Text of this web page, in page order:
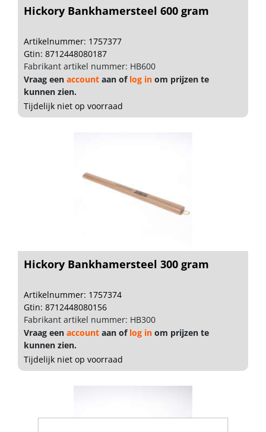
Hickory Bankhamersteel 600 gram
Artikelnummer: 1757377
Gtin: 8712448080187
Fabrikant artikel nummer: HB600
Vraag een account aan of log in om prijzen te
kunnen zien.
Tijdelijk niet op voorraad
Hickory Bankhamersteel 300 gram
Artikelnummer: 1757374
Gtin: 8712448080156
Fabrikant artikel nummer: HB300
Vraag een account aan of log in om prijzen te
kunnen zien.
Tijdelijk niet op voorraad